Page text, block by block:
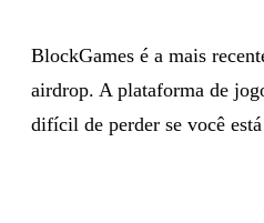
BlockGames é a mais
airdrop. A plataforma de
difícil de perder se você